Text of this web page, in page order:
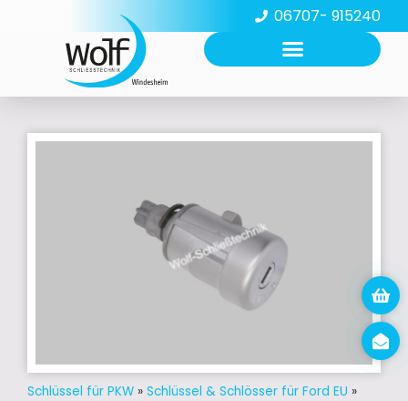
06707- 915240
Schlüssel für PKW » Schlüssel & Schlösser für Ford EU »